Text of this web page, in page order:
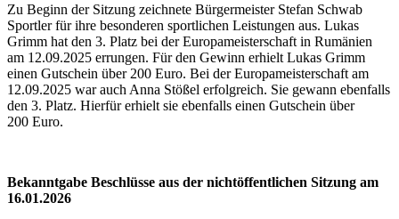
Zu Beginn der Sitzung zeichnete Bürgermeister Stefan Schwab
Sportler für ihre besonderen sportlichen Leistungen aus. Lukas
Grimm hat den 3. Platz bei der Europameisterschaft in Rumänien
am 12.09.2025 errungen. Für den Gewinn erhielt Lukas Grimm
einen Gutschein über 200 Euro. Bei der Europameisterschaft am
12.09.2025 war auch Anna Stößel erfolgreich. Sie gewann ebenfalls
den 3. Platz. Hierfür erhielt sie ebenfalls einen Gutschein über
200 Euro.
Bekanntgabe Beschlüsse aus der nichtöffentlichen Sitzung am
16.01.2026